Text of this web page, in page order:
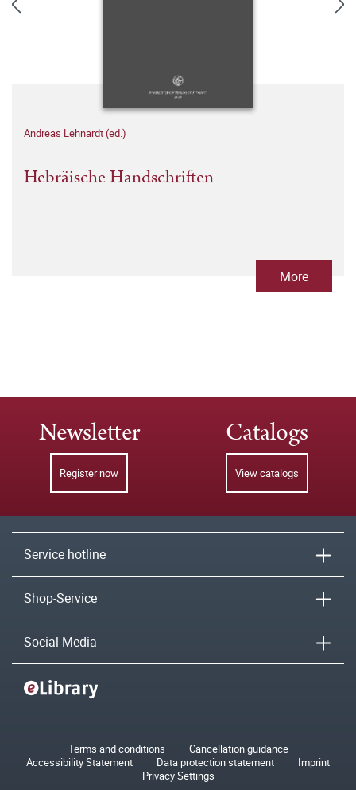
Andreas Lehnardt (ed.)
Hebräische Handschriften
More
Newsletter
Register now
Catalogs
View catalogs
Service hotline
Shop-Service
Social Media
Terms and conditions
Cancellation guidance
Accessibility Statement
Data protection statement
Imprint
Privacy Settings